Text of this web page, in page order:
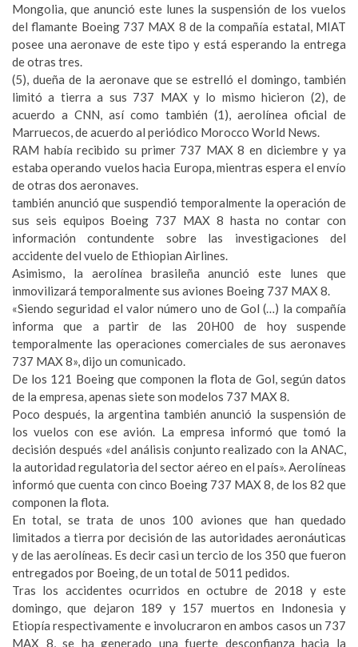
Mongolia, que anunció este lunes la suspensión de los vuelos
del flamante Boeing 737 MAX 8 de la compañía estatal, MIAT
posee una aeronave de este tipo y está esperando la entrega
de otras tres.
(5), dueña de la aeronave que se estrelló el domingo, también
limitó a tierra a sus 737 MAX y lo mismo hicieron (2), de
acuerdo a CNN, así como también (1), aerolínea oficial de
Marruecos, de acuerdo al periódico Morocco World News.
RAM había recibido su primer 737 MAX 8 en diciembre y ya
estaba operando vuelos hacia Europa, mientras espera el envío
de otras dos aeronaves.
también anunció que suspendió temporalmente la operación de
sus seis equipos Boeing 737 MAX 8 hasta no contar con
información contundente sobre las investigaciones del
accidente del vuelo de Ethiopian Airlines.
Asimismo, la aerolínea brasileña anunció este lunes que
inmovilizará temporalmente sus aviones Boeing 737 MAX 8.
«Siendo seguridad el valor número uno de Gol (…) la compañía
informa que a partir de las 20H00 de hoy suspende
temporalmente las operaciones comerciales de sus aeronaves
737 MAX 8», dijo un comunicado.
De los 121 Boeing que componen la flota de Gol, según datos
de la empresa, apenas siete son modelos 737 MAX 8.
Poco después, la argentina también anunció la suspensión de
los vuelos con ese avión. La empresa informó que tomó la
decisión después «del análisis conjunto realizado con la ANAC,
la autoridad regulatoria del sector aéreo en el país». Aerolíneas
informó que cuenta con cinco Boeing 737 MAX 8, de los 82 que
componen la flota.
En total, se trata de unos 100 aviones que han quedado
limitados a tierra por decisión de las autoridades aeronáuticas
y de las aerolíneas. Es decir casi un tercio de los 350 que fueron
entregados por Boeing, de un total de 5011 pedidos.
Tras los accidentes ocurridos en octubre de 2018 y este
domingo, que dejaron 189 y 157 muertos en Indonesia y
Etiopía respectivamente e involucraron en ambos casos un 737
MAX 8, se ha generado una fuerte desconfianza hacia la